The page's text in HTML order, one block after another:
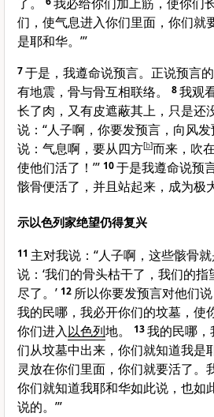
们，使气息进入你们里面，你们就
是耶和华。’”
7于是，我遵命说预言。正说预言
有地震，骨与骨互相联络。
8我观
长了肉，又有皮遮蔽其上，只是还
说：“人子啊，你要发预言，向风
说：气息啊，要从四方[b]而来，吹
使他们活了！’” 10于是我遵命说预
骸骨便活了，并且站起来，成为极
示以色列家绝望仍得复兴
11 主对我说：“人子啊，这些骸骨
说：‘我们的骨头枯干了，我们的
尽了。’ 12 所以你要发预言对他们说
我的民哪，我必开你们的坟墓，使
你们进入以色列地。 13我的民哪
们从坟墓中出来，你们就知道我是
灵放在你们里面，你们就要活了。
你们就知道我耶和华如此说，也如
说的。’”